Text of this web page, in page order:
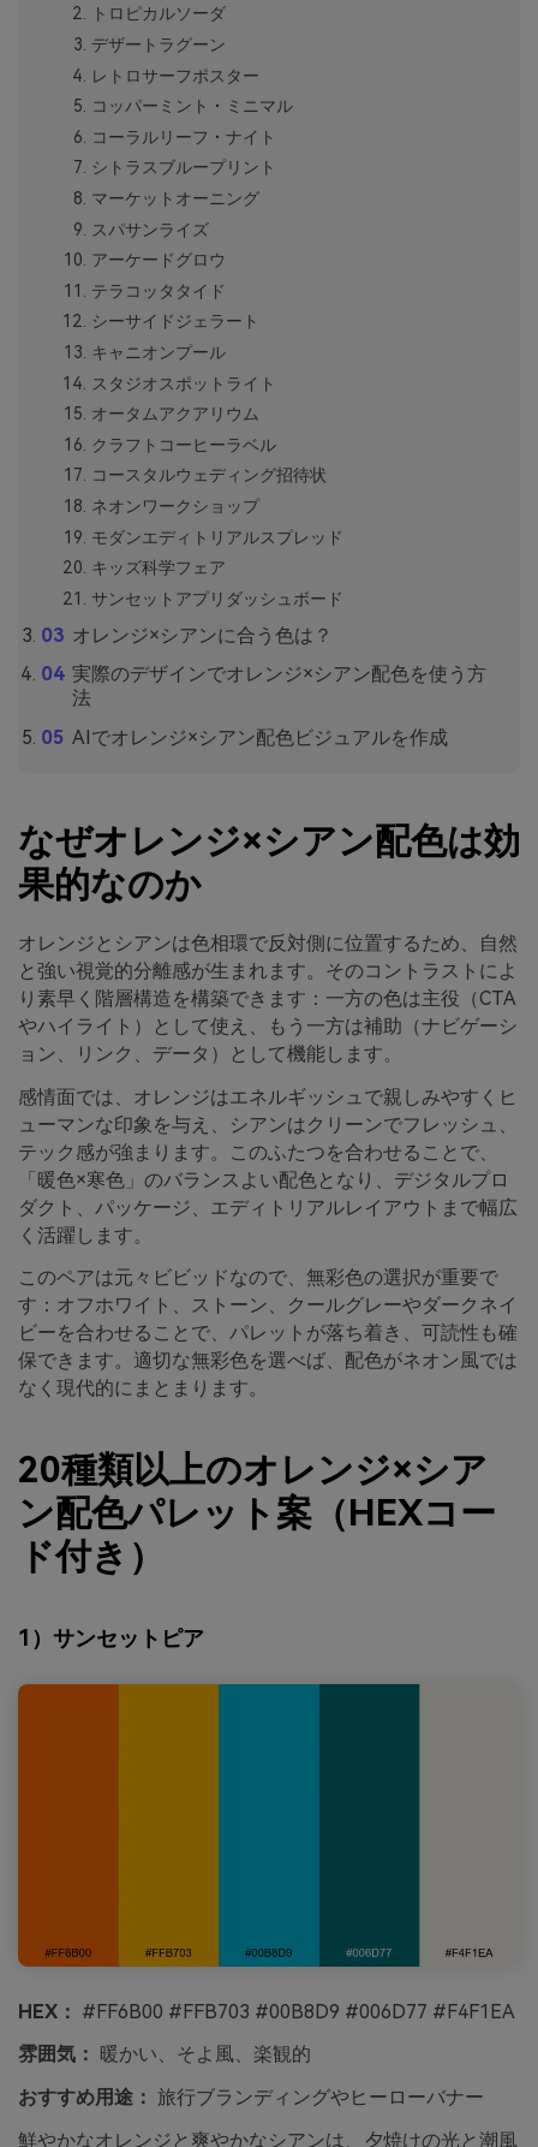
トロピカルソーダ
デザートラグーン
レトロサーフポスター
コッパーミント・ミニマル
コーラルリーフ・ナイト
シトラスブループリント
マーケットオーニング
スパサンライズ
アーケードグロウ
テラコッタタイド
シーサイドジェラート
キャニオンプール
スタジオスポットライト
オータムアクアリウム
クラフトコーヒーラベル
コースタルウェディング招待状
ネオンワークショップ
モダンエディトリアルスプレッド
キッズ科学フェア
サンセットアプリダッシュボード
オレンジ×シアンに合う色は？
実際のデザインでオレンジ×シアン配色を使う方
法
AIでオレンジ×シアン配色ビジュアルを作成
なぜオレンジ×シアン配色は効
果的なのか
オレンジとシアンは色相環で反対側に位置するため、自然
と強い視覚的分離感が生まれます。そのコントラストによ
り素早く階層構造を構築できます：一方の色は主役（CTA
やハイライト）として使え、もう一方は補助（ナビゲーシ
ョン、リンク、データ）として機能します。
感情面では、オレンジはエネルギッシュで親しみやすくヒ
ューマンな印象を与え、シアンはクリーンでフレッシュ、
テック感が強まります。このふたつを合わせることで、
「暖色×寒色」のバランスよい配色となり、デジタルプロ
ダクト、パッケージ、エディトリアルレイアウトまで幅広
く活躍します。
このペアは元々ビビッドなので、無彩色の選択が重要で
す：オフホワイト、ストーン、クールグレーやダークネイ
ビーを合わせることで、パレットが落ち着き、可読性も確
保できます。適切な無彩色を選べば、配色がネオン風では
なく現代的にまとまります。
20種類以上のオレンジ×シア
ン配色パレット案（HEXコー
ド付き）
1）サンセットピア
HEX： #FF6B00 #FFB703 #00B8D9 #006D77 #F4F1EA
雰囲気： 暖かい、そよ風、楽観的
おすすめ用途： 旅行ブランディングやヒーローバナー
鮮やかなオレンジと爽やかなシアンは、夕焼けの光と潮風